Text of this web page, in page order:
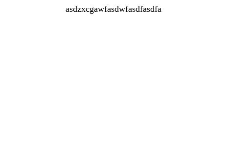
asdzxcgawfasdwfasdfasdfa